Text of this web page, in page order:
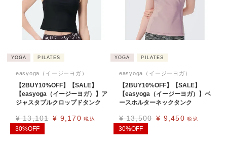
YOGA PILATES
easyoga（イージーヨガ）
【2BUY10%OFF】【SALE】
【easyoga（イージーヨガ）】ア
ジャスタブルクロップドタンク
¥ 13,101 ¥ 9,170 税込
30%OFF
YOGA PILATES
easyoga（イージーヨガ）
【2BUY10%OFF】【SALE】
【easyoga（イージーヨガ）】ベ
ースホルターネックタンク
¥ 13,500 ¥ 9,450 税込
30%OFF